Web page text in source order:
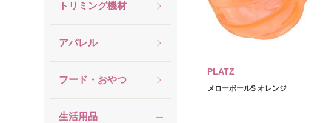
トリミング機材
アパレル
フード・おやつ
生活用品
PLATZ
メローボールS オレンジ